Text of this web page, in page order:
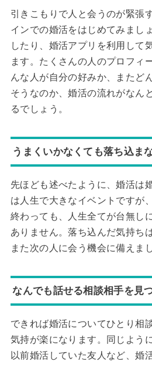
引きこもりで人と会うのが緊張
インでの婚活をはじめてみまし
したり、婚活アプリを利用して
ます。たくさんの人のプロフィ
んな人が自分の好みか、またど
そうなのか、婚活の流れがなん
るでしょう。
うまくいかなくても落ち込ま
先ほども述べたように、婚活は
は人生で大きなイベントですが
終わっても、人生全てが台無し
ありません。落ち込んだ気持ち
また次の人に会う機会に備えま
なんでも話せる相談相手を見
できれば婚活についてひとり相
気持が楽になります。同じよう
以前婚活していた友人など、婚